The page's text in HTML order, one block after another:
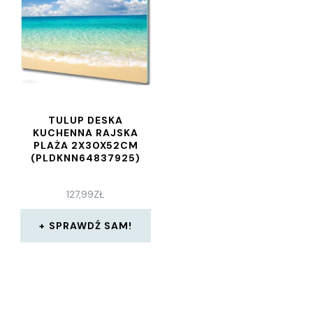
TULUP DESKA
KUCHENNA RAJSKA
PLAŻA 2X30X52CM
(PLDKNN64837925)
127,99ZŁ
SPRAWDŹ SAM!